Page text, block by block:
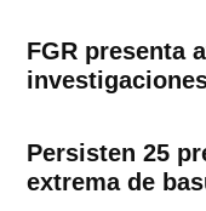
FGR presenta
Persisten 25
extrema de